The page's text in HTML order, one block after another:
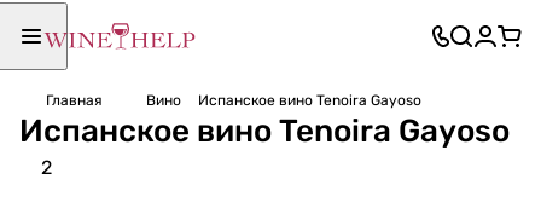
Главная Вино Испанское вино Tenoira Gayoso
Испанское вино Tenoira Gayoso
2